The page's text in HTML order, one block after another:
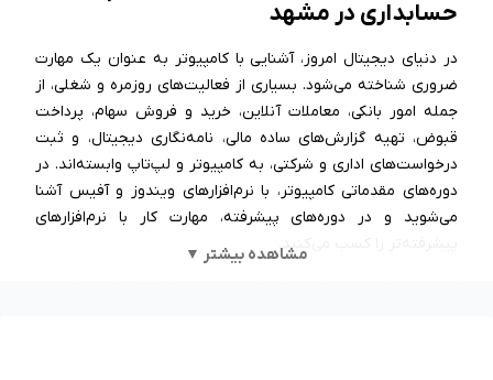
مشاهده بیشتر ▼
حسابداری در مشهد
در دنیای دیجیتال امروز، آشنایی با کامپیوتر به عنوان یک مهارت
ضروری شناخته می‌شود. بسیاری از فعالیت‌های روزمره و شغلی، از
جمله امور بانکی، معاملات آنلاین، خرید و فروش سهام، پرداخت
قبوض، تهیه گزارش‌های ساده مالی، نامه‌نگاری دیجیتال، و ثبت
درخواست‌های اداری و شرکتی، به کامپیوتر و لپ‌تاپ وابسته‌اند. در
دوره‌های مقدماتی کامپیوتر، با نرم‌افزارهای ویندوز و آفیس آشنا
می‌شوید و در دوره‌های پیشرفته، مهارت کار با نرم‌افزارهای
پیشرفته‌تر را کسب می‌کنید.